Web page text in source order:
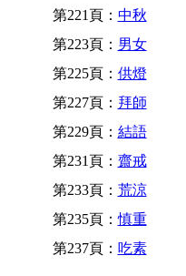
第221頁： 中秋
第223頁： 男女
第225頁： 供燈
第227頁： 拜師
第229頁： 結語
第231頁： 齋戒
第233頁： 荒涼
第235頁：慎重
第237頁： 吃素